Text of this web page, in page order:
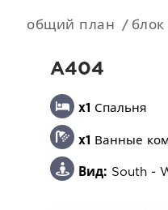
общий план блок
A404
x1 Спальня
x1 Ванные
Вид: South -